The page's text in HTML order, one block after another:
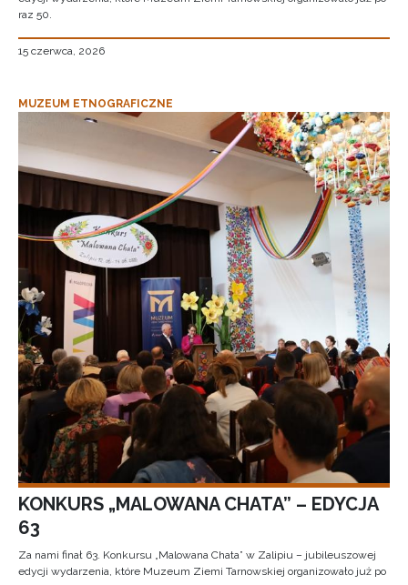
raz 50.
15 czerwca, 2026
MUZEUM ETNOGRAFICZNE
KONKURS „MALOWANA CHATA” – EDYCJA
63
Za nami finał 63. Konkursu „Malowana Chata” w Zalipiu – jubileuszowej
edycji wydarzenia, które Muzeum Ziemi Tarnowskiej organizowało już po